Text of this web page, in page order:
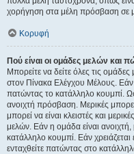
χορήγηση στα μέλη πρόσβαση σε
Κορυφή
Πού είναι οι ομάδες μελών
Μπορείτε να δείτε όλες τις
στον Πίνακα Ελέγχου Μέλους. Εάν
πατώντας το κατάλληλο κουμπί.
ανοιχτή πρόσβαση. Μερικές μπορεί
μπορεί να είναι κλειστές και
μελών. Εάν η ομάδα είναι ανοιχτή,
κατάλληλο κουμπί. Εάν χρειάζεται
ενταχθείτε πατώντας στο